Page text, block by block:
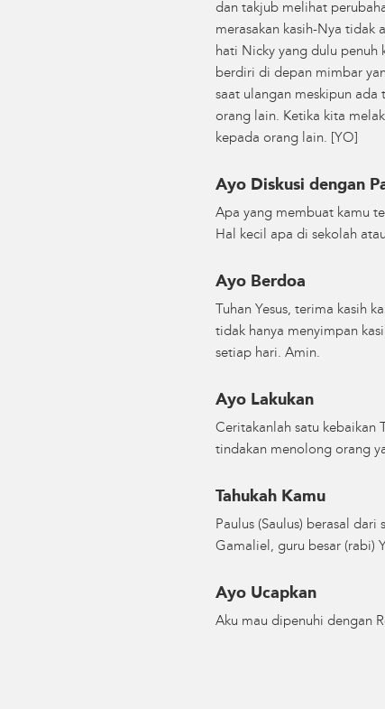
dan takjub melihat
merasakan kasih-Nya tidak
hati Nicky yang dulu penuh
berdiri di depan mimbar
saat ulangan meskipun
orang lain. Ketika kita
kepada orang lain. [YO]
Ayo Diskusi dengan
Apa yang membuat kamu
Hal kecil apa di sekolah
Ayo Berdoa
Tuhan Yesus, terima kasih
tidak hanya menyimpan
setiap hari. Amin.
Ayo Lakukan
Ceritakanlah satu kebaikan
tindakan menolong orang
Tahukah Kamu
Paulus (Saulus) berasal
Gamaliel, guru besar (rabi)
Ayo Ucapkan
Aku mau dipenuhi dengan